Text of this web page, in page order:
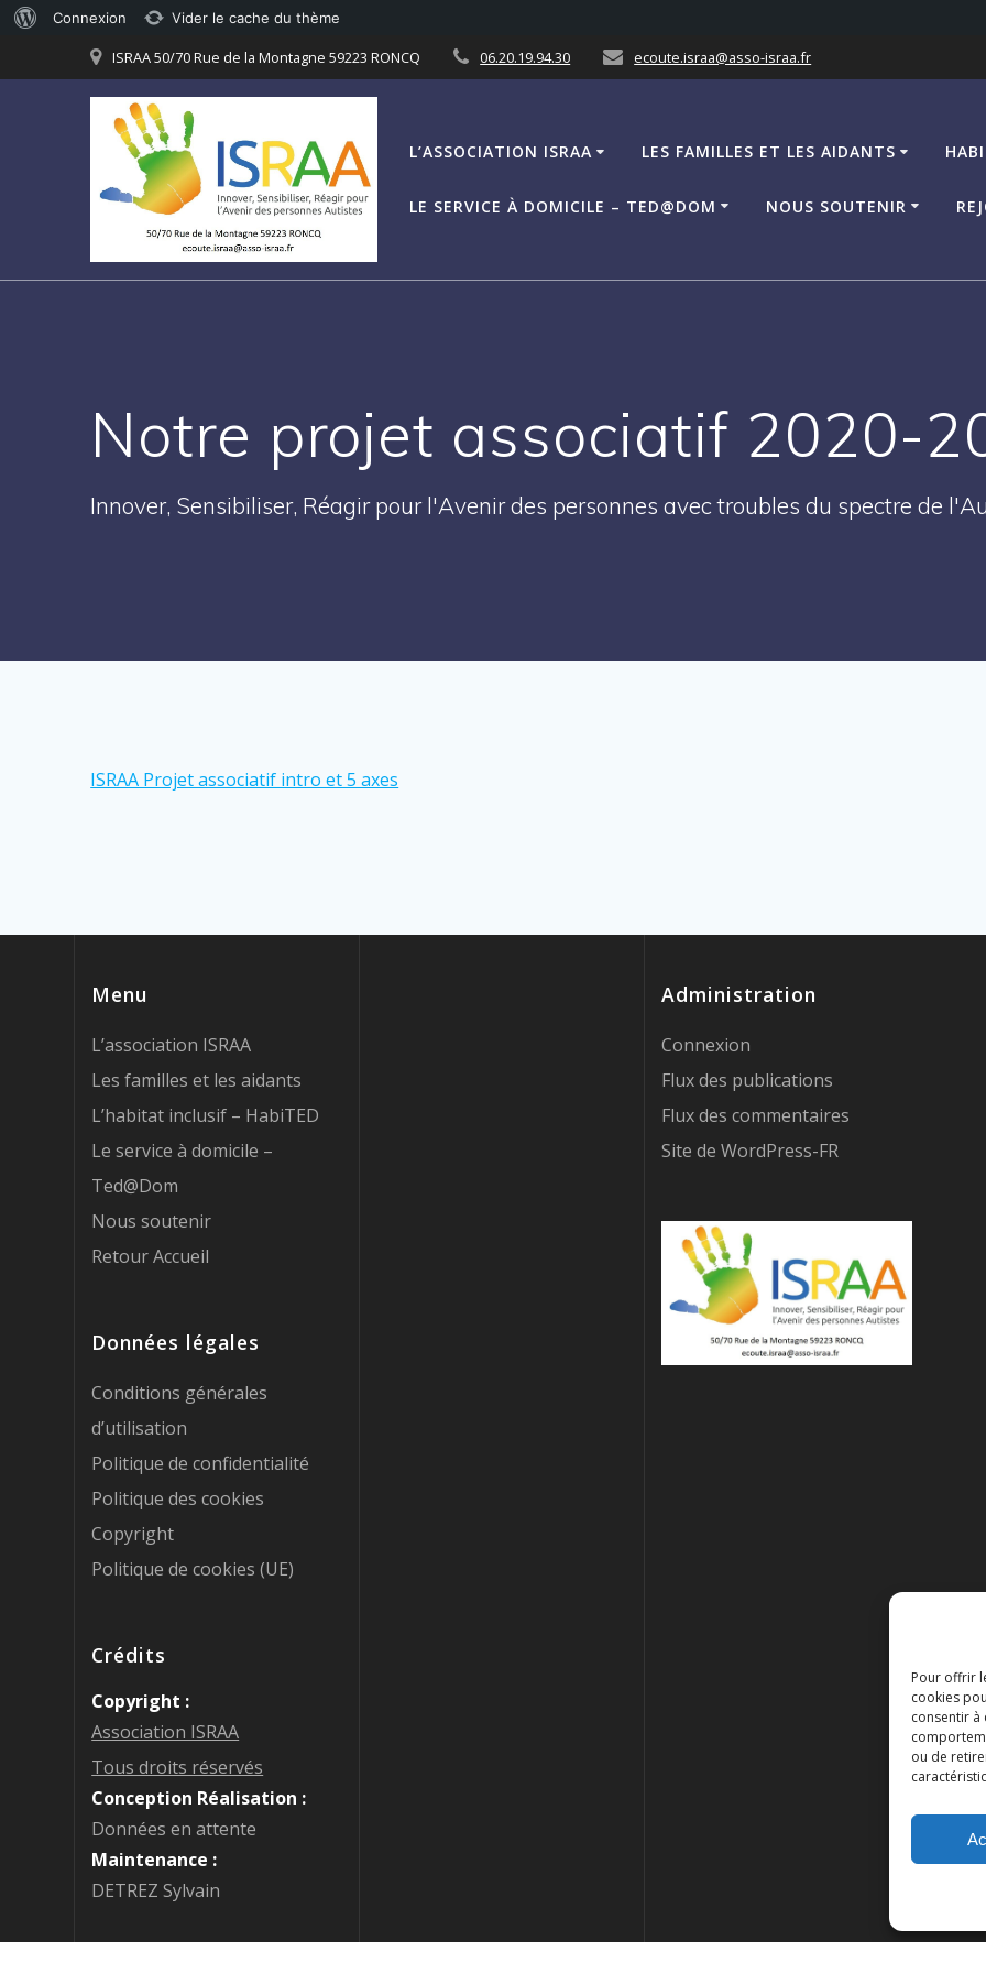
Pour offrir
cookies
consentir à
ou de
Connexion Vider le cache du thème
au
ISRAA 50/70 Rue de la Montagne 59223 RONCQ 06.20.19.94.30 ecoute.israa@asso-israa.fr
L’ASSOCIATION ISRAA LES FAMILLES ET LES AIDANTS
LE SERVICE À DOMICILE – TED@DOM NOUS SOUTENIR
Notre projet associatif 2020-
Innover, Sensibiliser, Réagir pour l'Avenir des personnes avec troubles du spectre de
ISRAA Projet associatif intro et 5 axes
Menu
L’association ISRAA
Les familles et les aidants
L’habitat inclusif – HabiTED
Le service à domicile –
Ted@Dom
Nous soutenir
Retour Accueil
Données légales
Conditions générales
d’utilisation
Politique de confidentialité
Politique des cookies
Copyright
Politique de cookies (UE)
Crédits
Copyright :
Association ISRAA
Tous droits réservés
Conception Réalisation :
Données en attente
Maintenance :
DETREZ Sylvain
Administration
Connexion
Flux des publications
Flux des commentaires
Site de WordPress-FR